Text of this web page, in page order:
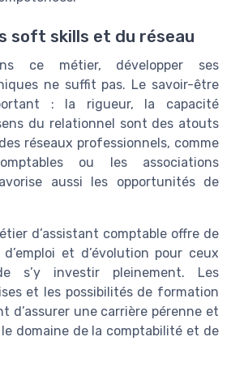
soft skills et du réseau
ce métier, développer ses
ne suffit pas. Le savoir-être
: la rigueur, la capacité
du relationnel sont des atouts
réseaux professionnels, comme
ou les associations
aussi les opportunités de
d’assistant comptable offre de
et d’évolution pour ceux
s’y investir pleinement. Les
et les possibilités de formation
d’assurer une carrière pérenne et
domaine de la comptabilité et de